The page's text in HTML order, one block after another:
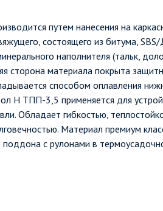
путем нанесения на
состоящего из битума,
наполнителя (тальк,
сторона материала покрыта
способом оплавления
Н ТПП-3,5 применяется для
Обладает гибкостью,
Материал премиум
поддона с рулонами в